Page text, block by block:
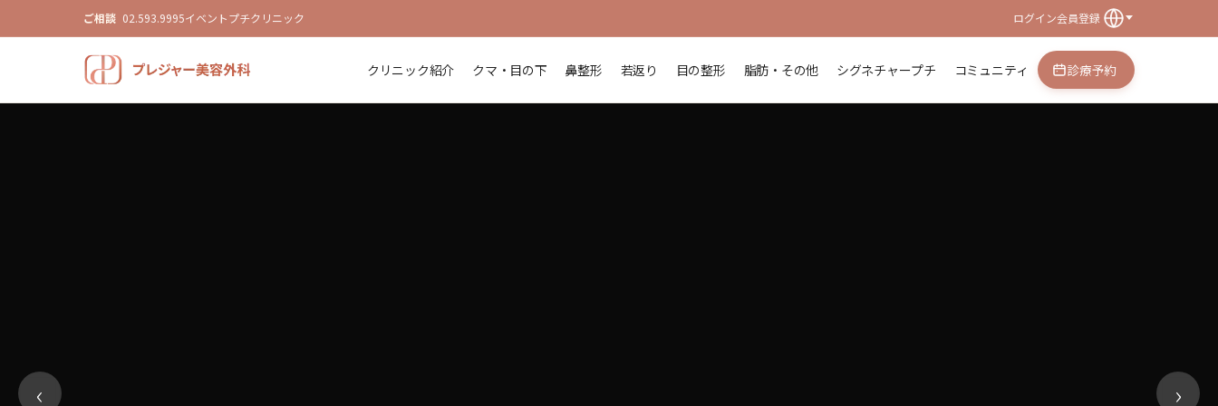
ご相談 02.593.9995イベントプチクリニック ログイン会員登録
クリニック紹介 クマ・目の下 鼻整形 若返り 目の整形 脂肪・その他 シグネチャープチ コミュニティ 診療予約
‹ ›